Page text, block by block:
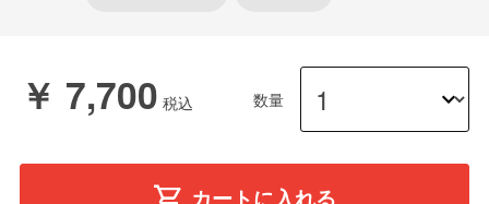
￥ 7,700 数量
カートに入れる